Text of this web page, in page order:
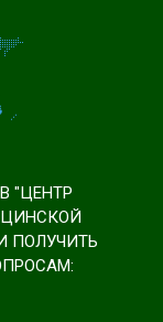
"ЦЕНТР
ПОЛУЧИТЬ